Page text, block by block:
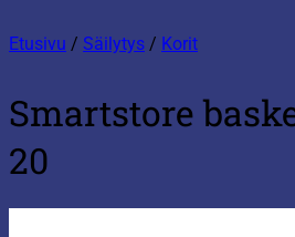
Etusivu / Säilytys / Korit
Smartstore
20